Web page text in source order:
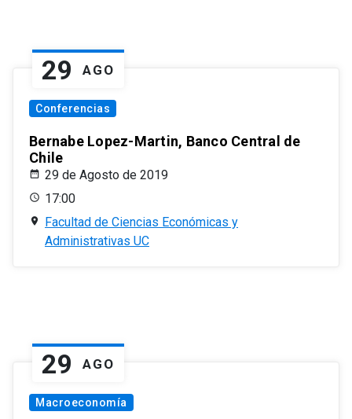
29 AGO
Conferencias
Bernabe Lopez-Martin, Banco Central de
Chile
29 de Agosto de 2019
17:00
Facultad de Ciencias Económicas y
Administrativas UC
29 AGO
Macroeconomía